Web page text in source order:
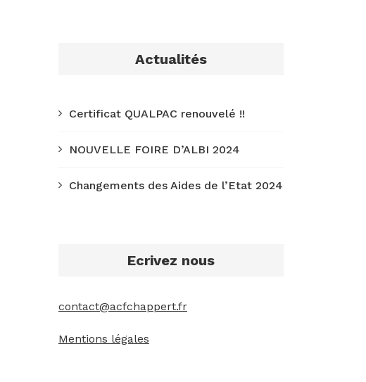
Actualités
Certificat QUALPAC renouvelé !!
NOUVELLE FOIRE D’ALBI 2024
Changements des Aides de l’Etat 2024
Ecrivez nous
contact@acfchappert.fr
Mentions légales